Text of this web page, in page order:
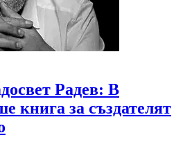
Радев: В
книга за създателят